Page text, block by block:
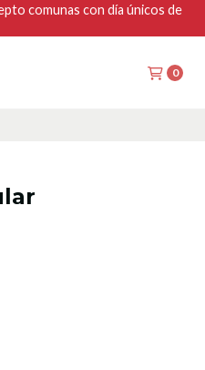
0
comunas con día únicos de